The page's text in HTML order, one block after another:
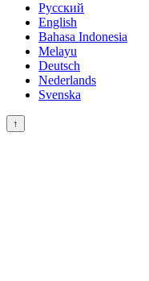
Русский
English
Bahasa Indonesia
Melayu
Deutsch
Nederlands
Svenska
↑